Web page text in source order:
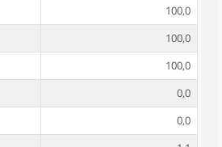
100,0
100,0
100,0
0,0
0,0